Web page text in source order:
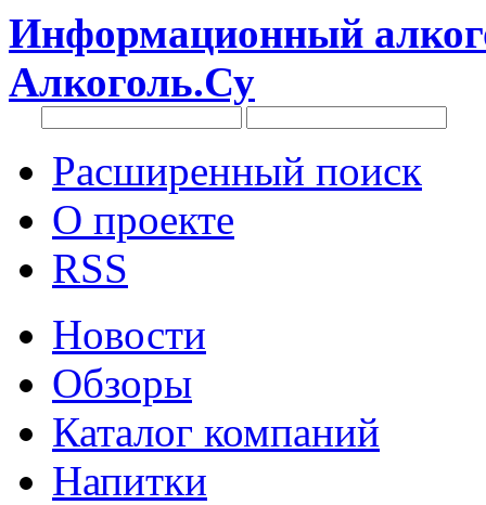
Информационный
Алкоголь.Су
Расширенный поиск
О проекте
RSS
Новости
Обзоры
Каталог компаний
Напитки